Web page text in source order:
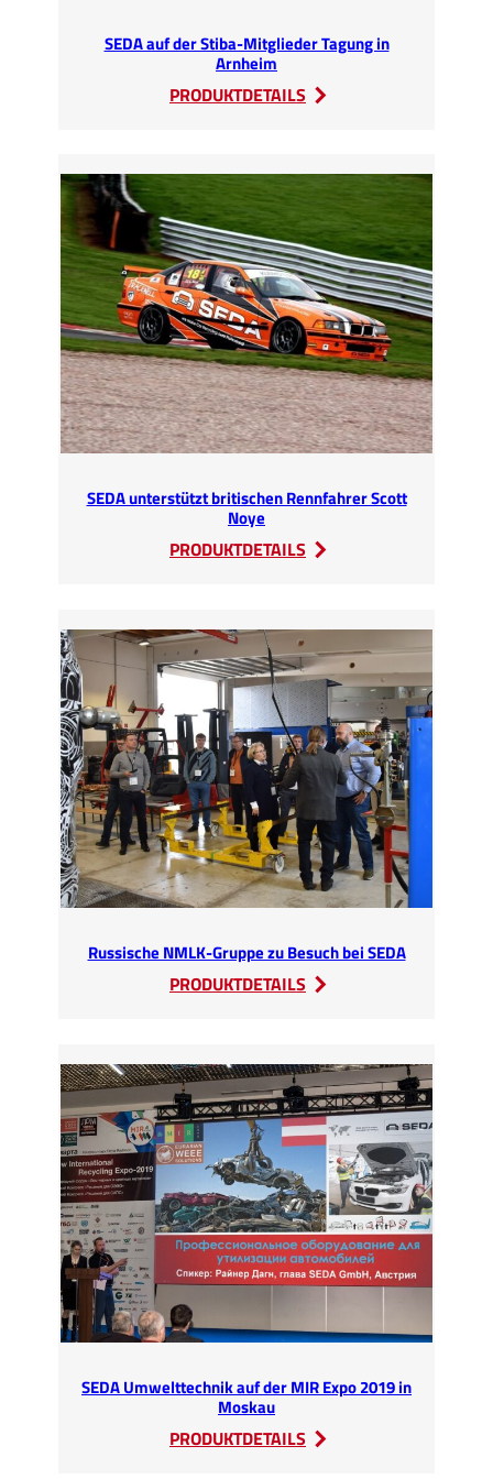
SEDA auf der Stiba-Mitglieder Tagung in
Arnheim
PRODUKTDETAILS
:
der
Stiba-
Mitglieder
Tagung
in
Arnheim
SEDA unterstützt britischen Rennfahrer Scott
Noye
PRODUKTDETAILS
:
britischen
Rennfahrer
Scott
Noye
Russische NMLK-Gruppe zu Besuch bei SEDA
PRODUKTDETAILS
:
Gruppe
zu
Besuch
bei
SEDA
SEDA Umwelttechnik auf der MIR Expo 2019 in
Moskau
PRODUKTDETAILS
: